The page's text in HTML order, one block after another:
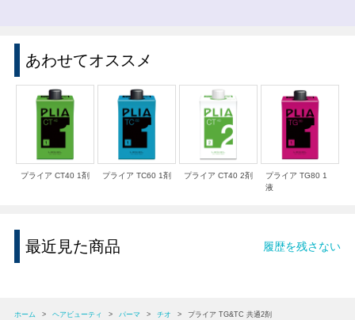
あわせてオススメ
プライア CT40 1剤 プライア TC60 1剤 プライア CT40 2剤
プライア TG80 1
液
最近見た商品 履歴を残さない
ホーム > ヘアビューティ > パーマ > チオ >
プライア TG&TC 共通2剤